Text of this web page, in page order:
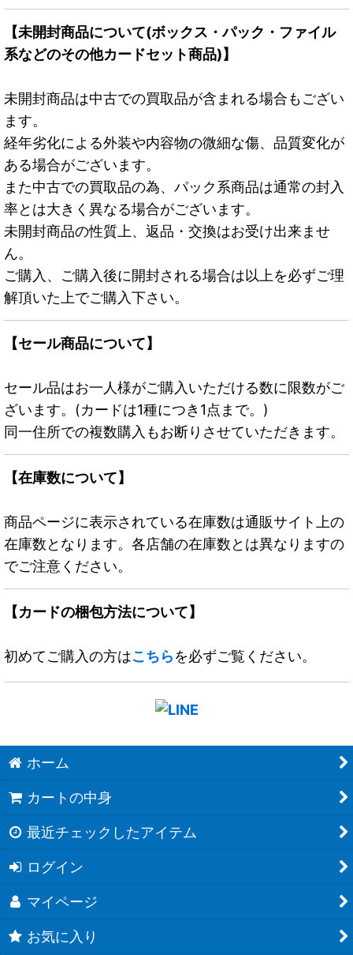
【未開封商品について(ボックス・パック・ファイル
系などのその他カードセット商品)】
未開封商品は中古での買取品が含まれる場合もござい
ます。
経年劣化による外装や内容物の微細な傷、品質変化が
ある場合がございます。
また中古での買取品の為、パック系商品は通常の封入
率とは大きく異なる場合がございます。
未開封商品の性質上、返品・交換はお受け出来ませ
ん。
ご購入、ご購入後に開封される場合は以上を必ずご理
解頂いた上でご購入下さい。
【セール商品について】
セール品はお一人様がご購入いただける数に限数がご
ざいます。(カードは1種につき1点まで。)
同一住所での複数購入もお断りさせていただきます。
【在庫数について】
商品ページに表示されている在庫数は通販サイト上の
在庫数となります。各店舗の在庫数とは異なりますの
でご注意ください。
【カードの梱包方法について】
初めてご購入の方はこちらを必ずご覧ください。
ホーム
カートの中身
最近チェックしたアイテム
ログイン
マイページ
お気に入り